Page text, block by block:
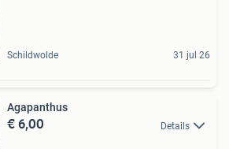
Schildwolde 31 jul 26
Agapanthus
€ 6,00 Details